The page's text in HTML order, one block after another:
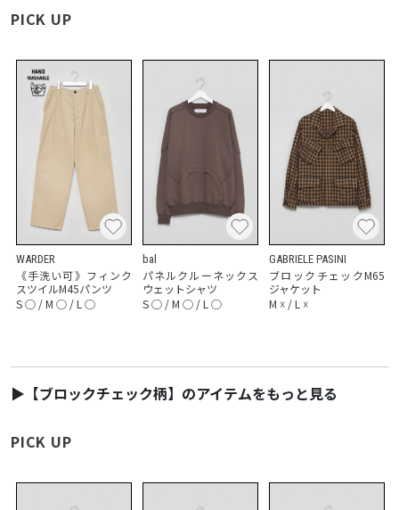
PICK UP
WARDER
《手洗い可》フィンク
スツイルM45パンツ
S◯/M ◯/L◯
bal
パネルクルーネックス
ウェットシャツ
S◯/M ◯/L◯
GABRIELE PASINI
ブロックチェックM65
ジャケット
M ☓/L ☓
▶【ブロックチェック柄】のアイテムをもっと見る
PICK UP